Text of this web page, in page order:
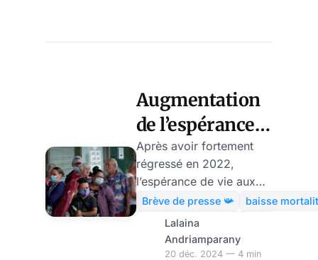
Augmentation
de l’espérance
de vie des
américains
après le COVID
Après avoir fortement
régressé en 2022,
l’espérance de vie aux
Etats-Unis a augmenté
en 2023 d’après un
rapport des Centres pour
le contrôle et la
Brève de presse 📯
baisse
Lalaina
Andriamparany
20 déc. 2024 — 4 min